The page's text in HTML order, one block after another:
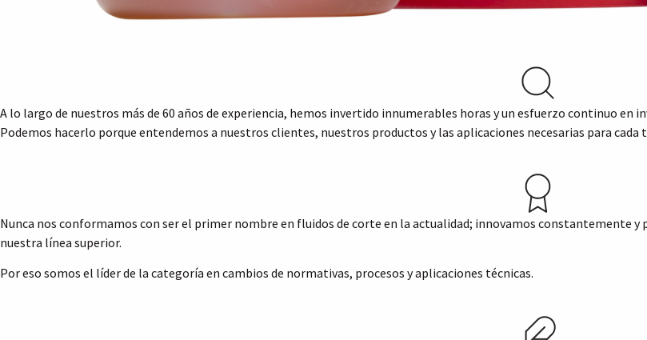
A lo largo de nuestros más de 60 años de experiencia, hemos invertido innumerables horas y un esfuerzo continuo
Podemos hacerlo porque entendemos a nuestros clientes, nuestros productos y las aplicaciones necesarias para cada
Nunca nos conformamos con ser el primer nombre en fluidos de corte en la actualidad; innovamos constantemente
nuestra línea superior.
Por eso somos el líder de la categoría en cambios de normativas, procesos y aplicaciones técnicas.